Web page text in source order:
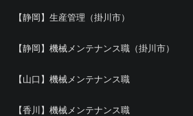
【静岡】生産管理（掛川市）
【静岡】機械メンテナンス職（掛川市）
【山口】機械メンテナンス職
【香川】機械メンテナンス職